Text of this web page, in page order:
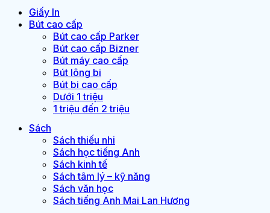
Giấy In
Bút cao cấp
Bút cao cấp Parker
Bút cao cấp Bizner
Bút máy cao cấp
Bút lông bi
Bút bi cao cấp
Dưới 1 triệu
1 triệu đến 2 triệu
Sách
Sách thiếu nhi
Sách học tiếng Anh
Sách kinh tế
Sách tâm lý – kỹ năng
Sách văn học
Sách tiếng Anh Mai Lan Hương